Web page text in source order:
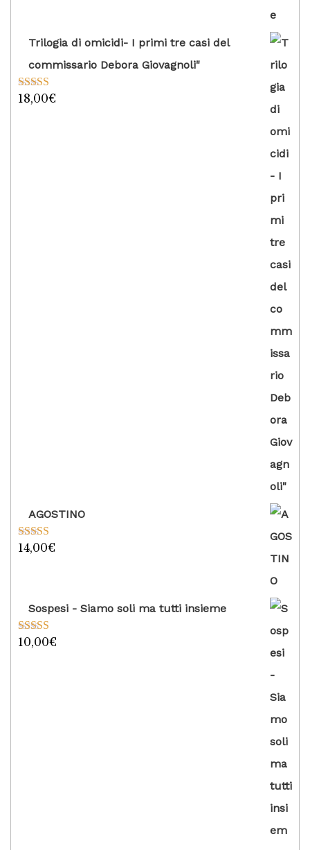
Trilogia di omicidi- I primi tre casi del
commissario Debora Giovagnoli"
Valutato
18,00€
AGOSTINO
Valutato
14,00€
Sospesi - Siamo soli ma tutti insieme
Valutato
10,00€